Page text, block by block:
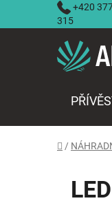
+420
315
Domů
/